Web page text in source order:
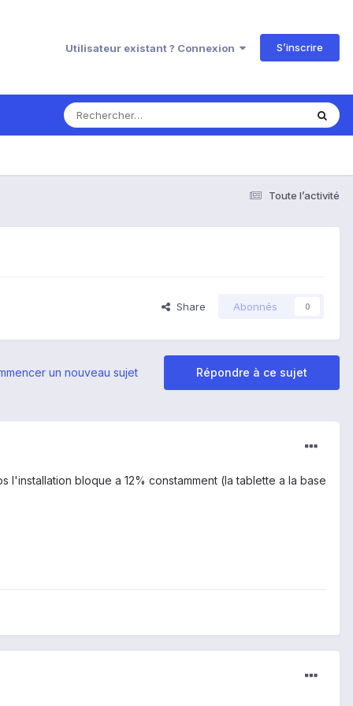
Utilisateur existant ? Connexion S’inscrire
Toute l’activité
Share Abonnés 0
Répondre à ce sujet
un nouveau sujet
bloque a 12% constamment (la tablette a la base